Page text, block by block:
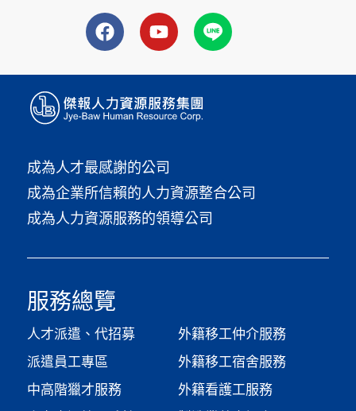
成為人才最感謝的公司
成為企業所信賴的人力資源整合公司
成為人力資源服務的領導公司
服務總覽
人才派遣、代招募
派遣員工專區
中高階獵才服務
外籍移工仲介服務
外籍移工宿舍服務
外籍看護工服務